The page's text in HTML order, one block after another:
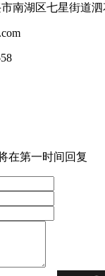
南湖区七星街道泗
在第一时间回复